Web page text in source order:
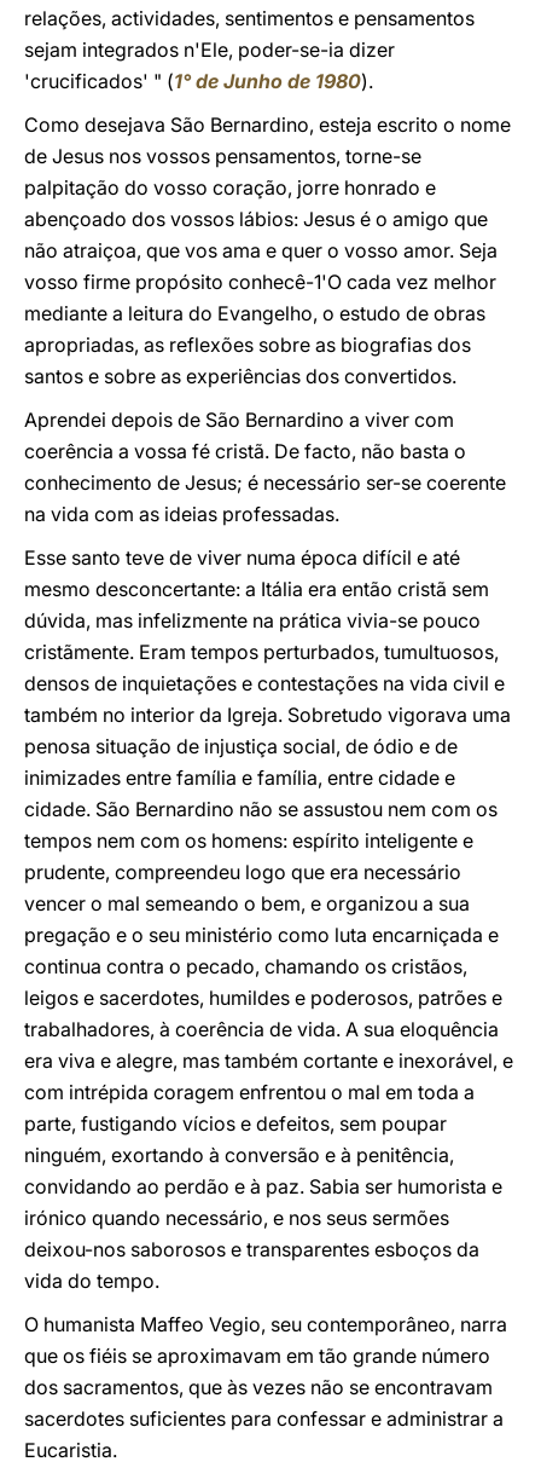
relações, actividades, sentimentos e pensamentos
sejam integrados n'Ele, poder-se-ia dizer
'crucificados' " (1° de Junho de 1980).
Como desejava São Bernardino, esteja escrito o nome
de Jesus nos vossos pensamentos, torne-se
palpitação do vosso coração, jorre honrado e
abençoado dos vossos lábios: Jesus é o amigo que
não atraiçoa, que vos ama e quer o vosso amor. Seja
vosso firme propósito conhecê-1'O cada vez melhor
mediante a leitura do Evangelho, o estudo de obras
apropriadas, as reflexões sobre as biografias dos
santos e sobre as experiências dos convertidos.
Aprendei depois de São Bernardino a viver com
coerência a vossa fé cristã. De facto, não basta o
conhecimento de Jesus; é necessário ser-se coerente
na vida com as ideias professadas.
Esse santo teve de viver numa época difícil e até
mesmo desconcertante: a Itália era então cristã sem
dúvida, mas infelizmente na prática vivia-se pouco
cristãmente. Eram tempos perturbados, tumultuosos,
densos de inquietações e contestações na vida civil e
também no interior da Igreja. Sobretudo vigorava uma
penosa situação de injustiça social, de ódio e de
inimizades entre família e família, entre cidade e
cidade. São Bernardino não se assustou nem com os
tempos nem com os homens: espírito inteligente e
prudente, compreendeu logo que era necessário
vencer o mal semeando o bem, e organizou a sua
pregação e o seu ministério como luta encarniçada e
continua contra o pecado, chamando os cristãos,
leigos e sacerdotes, humildes e poderosos, patrões e
trabalhadores, à coerência de vida. A sua eloquência
era viva e alegre, mas também cortante e inexorável, e
com intrépida coragem enfrentou o mal em toda a
parte, fustigando vícios e defeitos, sem poupar
ninguém, exortando à conversão e à penitência,
convidando ao perdão e à paz. Sabia ser humorista e
irónico quando necessário, e nos seus sermões
deixou-nos saborosos e transparentes esboços da
vida do tempo.
O humanista Maffeo Vegio, seu contemporâneo, narra
que os fiéis se aproximavam em tão grande número
dos sacramentos, que às vezes não se encontravam
sacerdotes suficientes para confessar e administrar a
Eucaristia.